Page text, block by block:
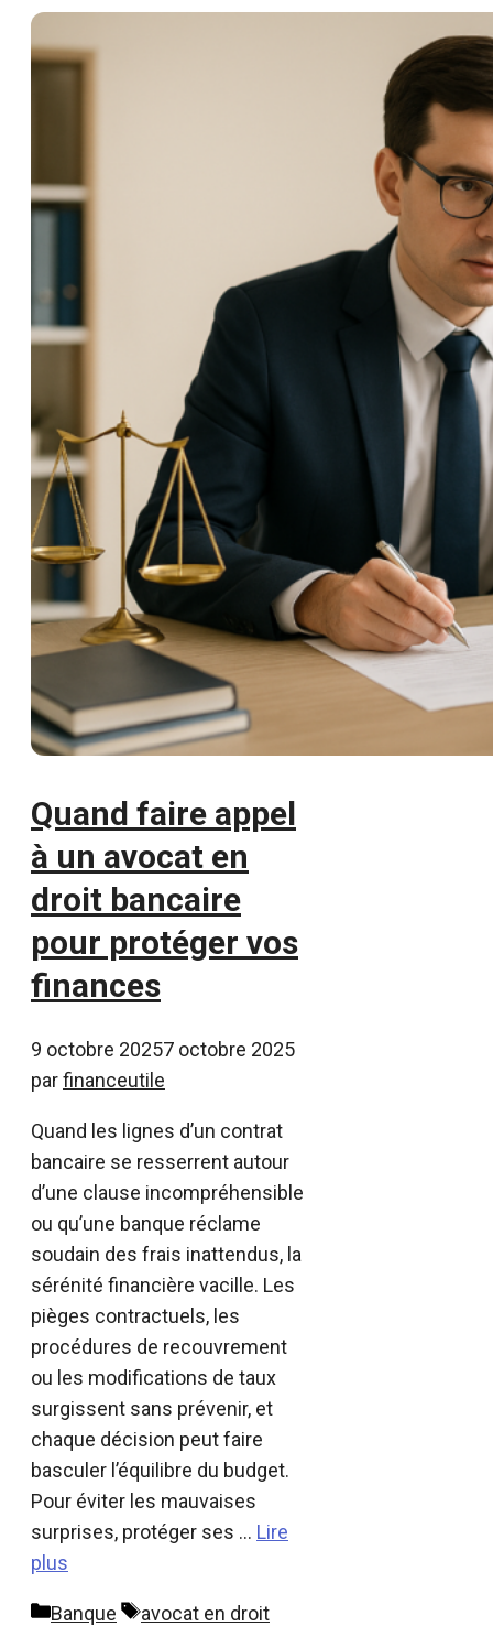
Quand faire appel
à un avocat en
droit bancaire
pour protéger vos
finances
9 octobre 20257 octobre 2025
parfinanceutile
Quand les lignes d’un contrat
bancaire se resserrent autour
d’une clause incompréhensible
ou qu’une banque réclame
soudain des frais inattendus, la
sérénité financière vacille. Les
pièges contractuels, les
procédures de recouvrement
ou les modifications de taux
surgissent sans prévenir, et
chaque décision peut faire
basculer l’équilibre du budget.
Pour éviter les mauvaises
surprises, protéger ses … Lire
plus
Catégories
Banque Étiquettes
avocat en droit